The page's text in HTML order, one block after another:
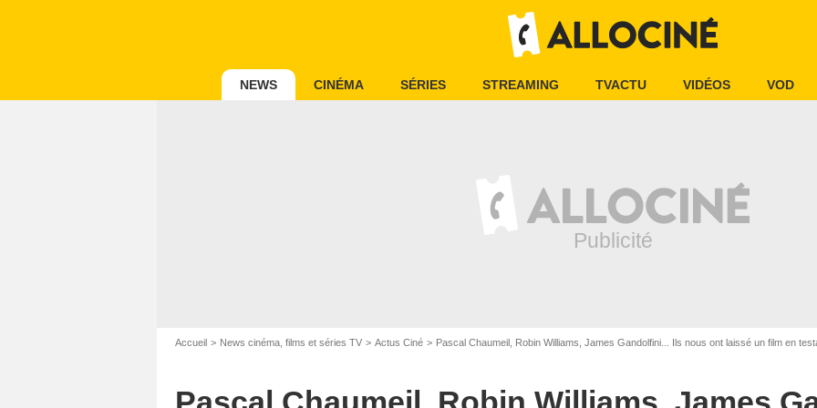
NEWS CINÉMA SÉRIES STREAMING TVACTU VIDÉOS VOD
Accueil News cinéma, films et séries TV Actus Ciné Pascal Chaumeil, Robin Williams, James Gandolfini... Ils nous ont laissé un film en